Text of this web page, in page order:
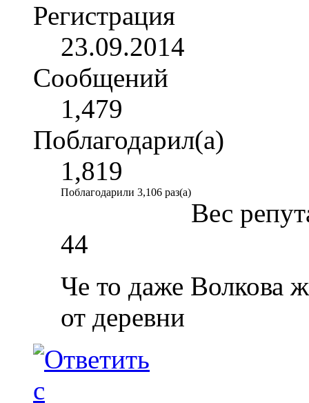
Регистрация
23.09.2014
Сообщений
1,479
Поблагодарил(а)
1,819
Поблагодарили 3,106 раз(а)
Вес
44
Че то даже Волкова
от деревни